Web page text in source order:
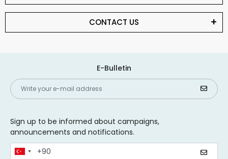
CONTACT US
E-Bulletin
Sign up to be informed about campaigns,
announcements and notifications.